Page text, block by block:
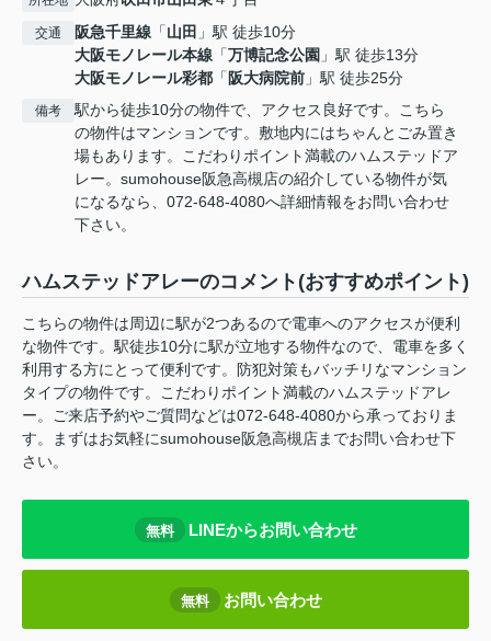
交通 阪急千里線 「山田 」駅 徒歩10分
大阪モノレール本線 「万博記念公園 」駅 徒歩13分
大阪モノレール彩都 「 阪大病院前 」駅 徒歩25分
備考
駅から徒歩10分の物件で、アクセス良好です。こちら
の物件はマンションです。敷地内にはちゃんとごみ置き
場もあります。こだわりポイント満載のハムステッドア
レー。sumohouse阪急高槻店の紹介している物件が気
になるなら、072-648-4080へ詳細情報をお問い合わせ
下さい。
ハムステッドアレーのコメント(おすすめポイント)
こちらの物件は周辺に駅が2つあるので電車へのアクセスが便利
な物件です。駅徒歩10分に駅が立地する物件なので、電車を多く
利用する方にとって便利です。防犯対策もバッチリなマンション
タイプの物件です。こだわりポイント満載のハムステッドアレ
ー。ご来店予約やご質問などは072-648-4080から承っておりま
す。まずはお気軽にsumohouse阪急高槻店までお問い合わせ下
さい。
無料 LINEからお問い合わせ
無料 お問い合わせ